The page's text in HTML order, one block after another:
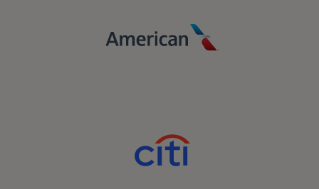
환경에서 성장을 촉진하세요.